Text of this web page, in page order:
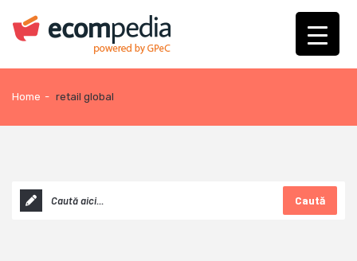
Home - retail global
Caută